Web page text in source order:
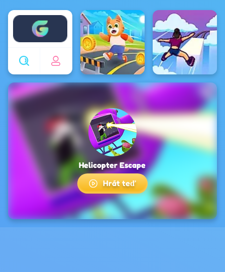
Enjoy4fun
Helicopter Escape
Hrát teď